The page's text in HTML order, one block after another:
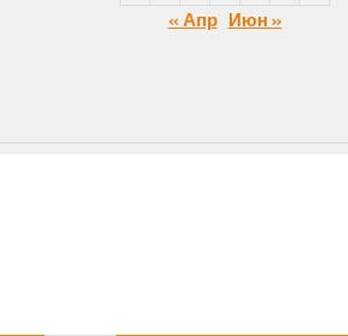
« Апр
Июн »